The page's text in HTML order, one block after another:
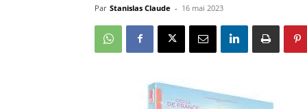
Par Stanislas Claude - 16 mai 2023